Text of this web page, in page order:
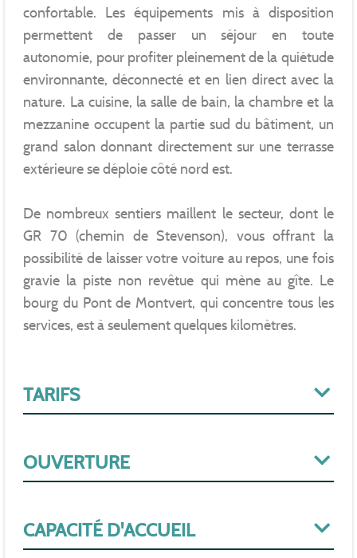
confortable. Les équipements mis à disposition
permettent de passer un séjour en toute
autonomie, pour profiter pleinement de la quiétude
environnante, déconnecté et en lien direct avec la
nature. La cuisine, la salle de bain, la chambre et la
mezzanine occupent la partie sud du bâtiment, un
grand salon donnant directement sur une terrasse
extérieure se déploie côté nord est.
De nombreux sentiers maillent le secteur, dont le
GR 70 (chemin de Stevenson), vous offrant la
possibilité de laisser votre voiture au repos, une fois
gravie la piste non revêtue qui mène au gîte. Le
bourg du Pont de Montvert, qui concentre tous les
services, est à seulement quelques kilomètres.
TARIFS
OUVERTURE
CAPACITÉ D'ACCUEIL